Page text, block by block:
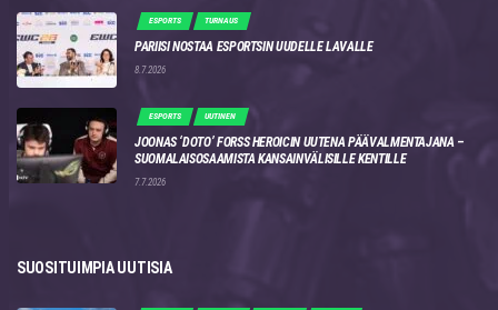
ESPORTS TURNAUS
PARIISI NOSTAA ESPORTSIN UUDELLE LAVALLE
8.7.2026
ESPORTS UUTINEN
JOONAS ‘DOTO’ FORSS HEROICIN UUTENA PÄÄVALMENTAJANA –
SUOMALAISOSAAMISTA KANSAINVÄLISILLE KENTILLE
7.7.2026
SUOSITUIMPIA UUTISIA